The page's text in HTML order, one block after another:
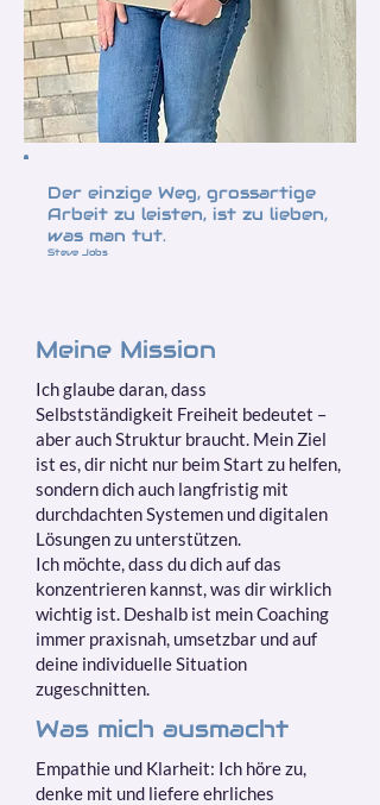
Der einzige Weg, grossartige
Arbeit zu leisten, ist zu lieben,
was man tut.
Steve Jobs
Meine Mission
Ich glaube daran, dass
Selbstständigkeit Freiheit bedeutet –
aber auch Struktur braucht. Mein Ziel
ist es, dir nicht nur beim Start zu helfen,
sondern dich auch langfristig mit
durchdachten Systemen und digitalen
Lösungen zu unterstützen.
Ich möchte, dass du dich auf das
konzentrieren kannst, was dir wirklich
wichtig ist. Deshalb ist mein Coaching
immer praxisnah, umsetzbar und auf
deine individuelle Situation
zugeschnitten.
Was mich ausmacht
Empathie und Klarheit: Ich höre zu,
denke mit und liefere ehrliches